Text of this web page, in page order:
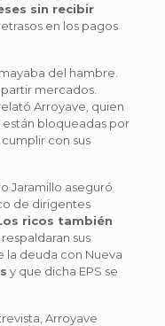
sin recibir
en los pagos
del hambre.
mercados.
Arroyave, quien
bloqueadas por
con sus
Jaramillo aseguró
de dirigentes
ricos también
sus
la deuda con Nueva
y que dicha EPS se
Arroyave